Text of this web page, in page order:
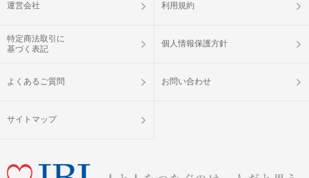
運営会社 利用規約
特定商法取引に
基づく表記
個人情報保護方針
よくあるご質問 お問い合わせ
サイトマップ